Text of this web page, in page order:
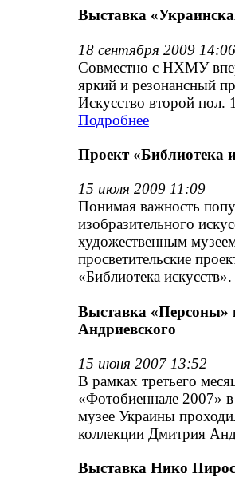
Выставка
18 сентября 2009 14:06
Совместно с НХМУ
яркий и резонансный
Искусство второй пол.
Подробнее
Проект «Библиотека
15 июля 2009 11:09
Понимая важность
изобразительного
художественным
просветительские
«Библиотека искусств».
Выставка «Персоны»
Андриевского
15 июня 2007 13:52
В рамках третьего
«Фотобиеннале 2007»
музее Украины
коллекции Дмитрия
Выставка Нико